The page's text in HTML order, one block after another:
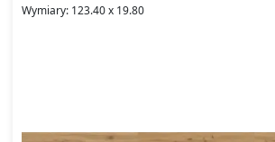
Wymiary: 123.40 x 19.80